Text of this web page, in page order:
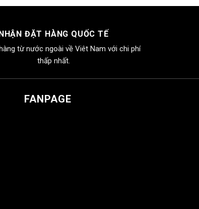
là:
tại
ĐẶT HÀNG QUỐC TẾ
từ nước ngoài về Viêt Nam với chi phí
thấp nhất.
FANPAGE